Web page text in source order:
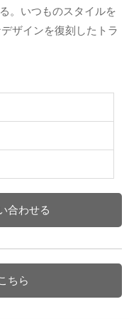
。いつものスタイルを
ザインを復刻したトラ
合わせる
ちら